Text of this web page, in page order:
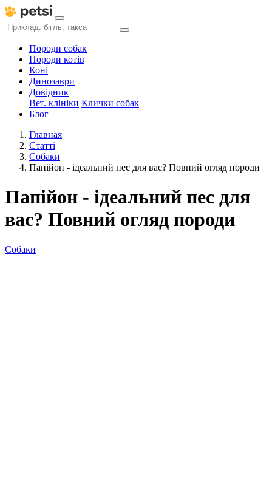
Породи собак
Породи котів
Коні
Динозаври
Довідник
Вет. клініки Клички собак
Блог
Главная
Статті
Собаки
Папійон - ідеальний пес для вас? Повний огляд породи
Папійон - ідеальний пес для
вас? Повний огляд породи
Собаки